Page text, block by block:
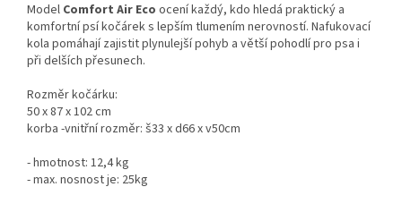
Model Comfort Air Eco ocení každý, kdo hledá praktický a
komfortní psí kočárek s lepším tlumením nerovností. Nafukovací
kola pomáhají zajistit plynulejší pohyb a větší pohodlí pro psa i
při delších přesunech.
Rozměr kočárku:
50 x 87 x 102 cm
korba -vnitřní rozměr: š33 x d66 x v50cm
- hmotnost: 12,4 kg
- max. nosnost je: 25kg